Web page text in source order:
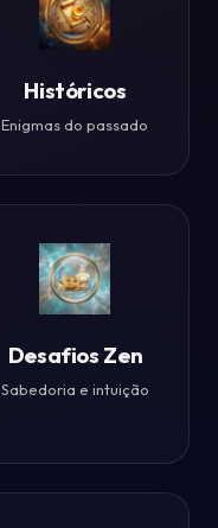
Históricos
Enigmas do passado
Desafios Zen
Sabedoria e intuição